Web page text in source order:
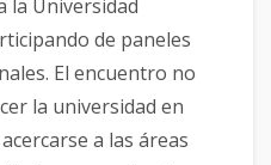
la Universidad
de paneles
El encuentro no
la universidad en
a las áreas